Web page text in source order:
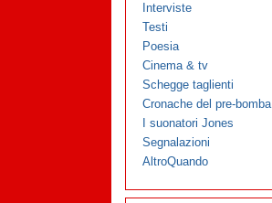
Interviste
Testi
Poesia
Cinema & tv
Schegge taglienti
Cronache del pre-bomba
I suonatori Jones
Segnalazioni
AltroQuando